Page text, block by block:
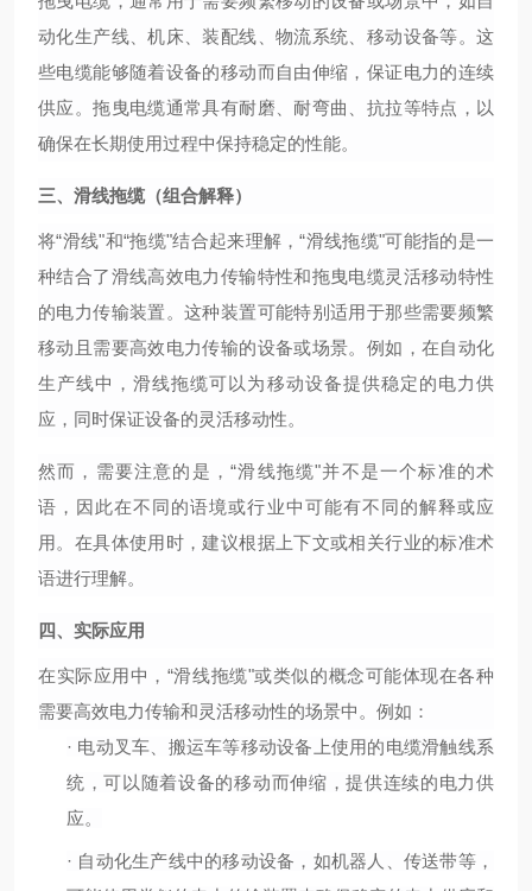
动化生产线、机床、装配线、物流系统、移动设备等。这
些电缆能够随着设备的移动而自由伸缩，保证电力的连续
供应。拖曳电缆通常具有耐磨、耐弯曲、抗拉等特点，以
确保在长期使用过程中保持稳定的性能。
三、滑线拖缆（组合解释）
将“滑线"和“拖缆"结合起来理解，“滑线拖缆"可能指的是一
种结合了滑线高效电力传输特性和拖曳电缆灵活移动特性
的电力传输装置。这种装置可能特别适用于那些需要频繁
移动且需要高效电力传输的设备或场景。例如，在自动化
生产线中，滑线拖缆可以为移动设备提供稳定的电力供
应，同时保证设备的灵活移动性。
然而，需要注意的是，“滑线拖缆"并不是一个标准的术
语，因此在不同的语境或行业中可能有不同的解释或应
用。在具体使用时，建议根据上下文或相关行业的标准术
语进行理解。
四、实际应用
在实际应用中， “滑线拖缆"或类似的概念可能体现在各种
需要高效电力传输和灵活移动性的场景中。例如：
· 电动叉车、搬运车等移动设备上使用的电缆滑触线系
统，可以随着设备的移动而伸缩，提供连续的电力供
应。
· 自动化生产线中的移动设备，如机器人、传送带等，